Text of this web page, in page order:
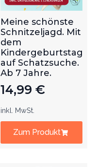
Meine schönste
Schnitzeljagd. Mit
dem
Kindergeburtstag
auf Schatzsuche.
Ab 7 Jahre.
14,99 €
inkl. MwSt.
Zum Produkt